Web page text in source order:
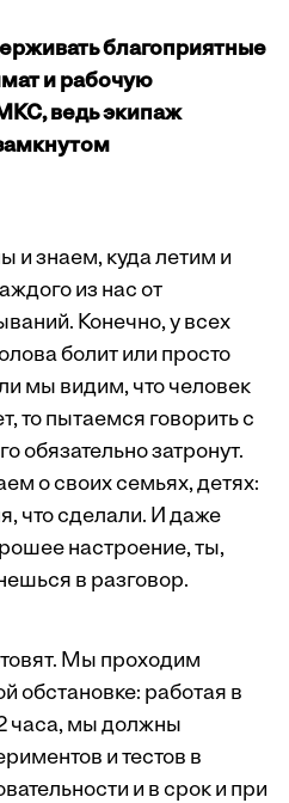
благоприятные
и рабочую
ведь экипаж
знаем, куда летим и
из нас от
Конечно, у всех
болит или просто
мы видим, что человек
то пытаемся говорить с
обязательно затронут.
о своих семьях, детях:
что сделали. И даже
настроение, ты,
в разговор.
Мы проходим
обстановке: работая в
часа, мы должны
и тестов в
и в срок и при